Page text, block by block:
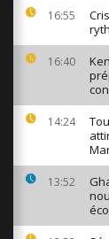
16:55
16:40
14:24
13:52